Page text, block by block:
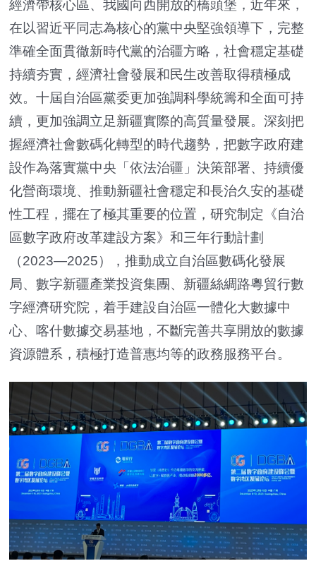
經濟帶核心區、我國向西開放的橋頭堡，近年來，
在以習近平同志為核心的黨中央堅強領導下，完整
準確全面貫徹新時代黨的治疆方略，社會穩定基礎
持續夯實，經濟社會發展和民生改善取得積極成
效。十屆自治區黨委更加強調科學統籌和全面可持
續，更加強調立足新疆實際的高質量發展。深刻把
握經濟社會數碼化轉型的時代趨勢，把數字政府建
設作為落實黨中央「依法治疆」決策部署、持續優
化營商環境、推動新疆社會穩定和長治久安的基礎
性工程，擺在了極其重要的位置，研究制定《自治
區數字政府改革建設方案》和三年行動計劃
（2023—2025），推動成立自治區數碼化發展
局、數字新疆產業投資集團、新疆絲綢路粵貿行數
字經濟研究院，着手建設自治區一體化大數據中
心、喀什數據交易基地，不斷完善共享開放的數據
資源體系，積極打造普惠均等的政務服務平台。